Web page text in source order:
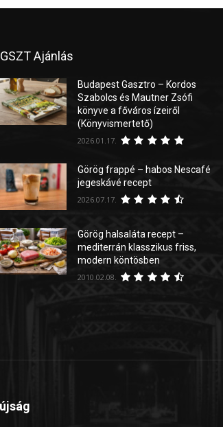
GSZT Ajánlás
Budapest Gasztro – Kordos
Szabolcs és Mautner Zsófi
könyve a főváros ízeiről
(Könyvismertető)
2026.01.17.
Görög frappé – habos Nescafé
jegeskávé recept
2026.07.17.
Görög halsaláta recept –
mediterrán klasszikus friss,
modern köntösben
2010.02.08.